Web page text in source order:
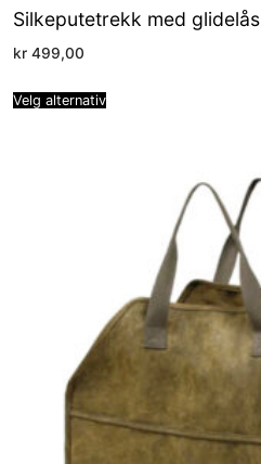
Silkeputetrekk med glidelås
kr 499,00
Velg alternativ